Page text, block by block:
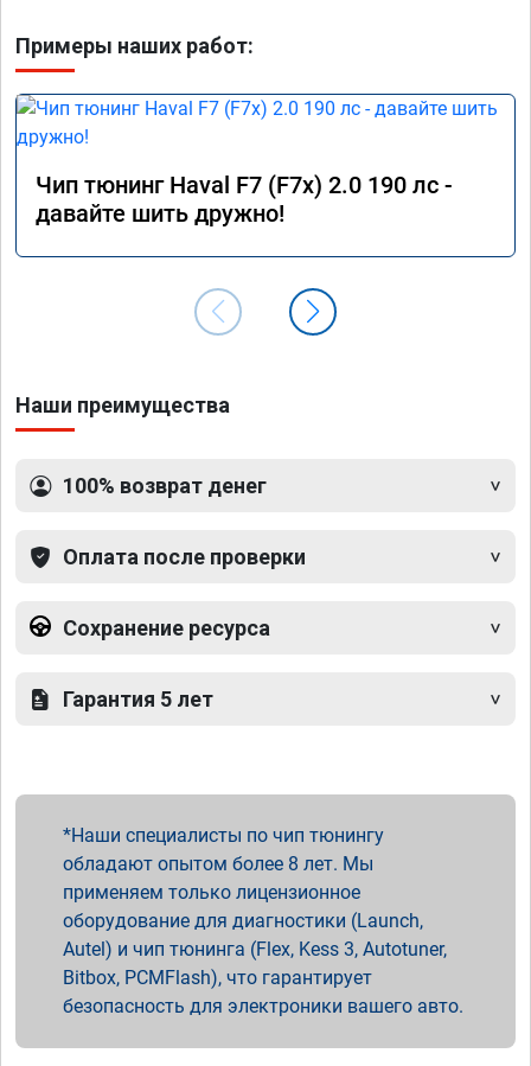
Примеры наших работ:
Чип тюнинг Haval F7 (F7x) 2.0 190 лс -
давайте шить дружно!
Наши преимущества
100% возврат денег
Оплата после проверки
Сохранение ресурса
Гарантия 5 лет
Наши специалисты по чип тюнингу
обладают опытом более 8 лет. Мы
применяем только лицензионное
оборудование для диагностики (Launch,
Autel) и чип тюнинга (Flex, Kess 3, Autotuner,
Bitbox, PCMFlash), что гарантирует
безопасность для электроники вашего авто.